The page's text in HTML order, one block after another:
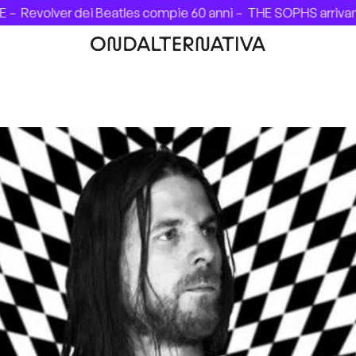
dei Beatles compie 60 anni –THE SOPHS arrivano